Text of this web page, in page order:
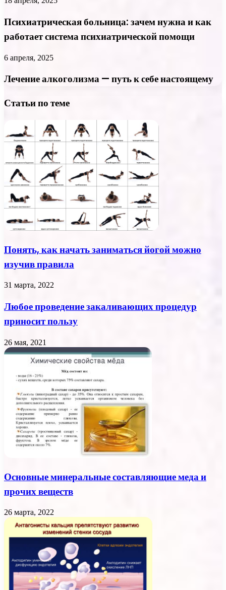
Психиатрическая больница: зачем нужна и как
работает система психиатрической помощи
6 апреля, 2025
Лечение алкоголизма — путь к себе настоящему
Статьи по теме
Понять, как начать заниматься йогой можно
изучив правила
31 марта, 2022
Любое проведение закаливающих процедур
приносит пользу
26 мая, 2021
Основные минеральные составляющие меда и
прочих веществ
26 марта, 2022